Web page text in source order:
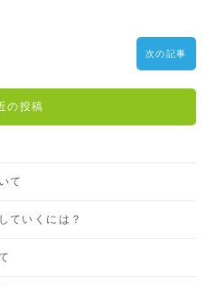
次の記事
の投稿
て
ていくには？